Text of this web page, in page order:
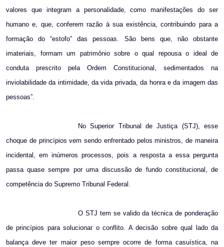
valores que integram a personalidade, como manifestações do ser
humano e, que, conferem razão à sua existência, contribuindo para a
formação do “estofo” das pessoas. São bens que, não obstante
imateriais, formam um patrimônio sobre o qual repousa o ideal de
conduta prescrito pela Ordem Constitucional, sedimentados na
inviolabilidade da intimidade, da vida privada, da honra e da imagem das
pessoas”.
No Superior Tribunal de Justiça (STJ), esse
choque de princípios vem sendo enfrentado pelos ministros, de maneira
incidental, em inúmeros processos, pois a resposta a essa pergunta
passa quase sempre por uma discussão de fundo constitucional, de
competência do Supremo Tribunal Federal.
O STJ tem se valido da técnica de ponderação
de princípios para solucionar o conflito. A decisão sobre qual lado da
balança deve ter maior peso sempre ocorre de forma casuística, na